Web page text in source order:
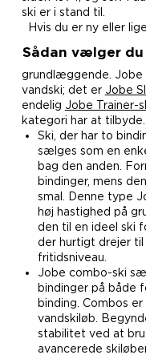
ski er i stand til.
Sådan vælger du
Hvis du er ny eller
grundlæggende. Jobe
vandski; det er Jobe
endelig Jobe Trainer-
kategori har at tilbyde.
Ski, der har to
sælges som en
bag den anden.
bindinger, mens
smal. Denne type
høj hastighed på
den til en ideel ski
der hurtigt drejer til
fritidsniveau.
Jobe combo-ski
bindinger på både
binding. Combos
vandskiløb.
stabilitet ved at
avancerede